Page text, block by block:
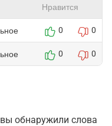
Нравится
0 0
0 0
обнаружили слова